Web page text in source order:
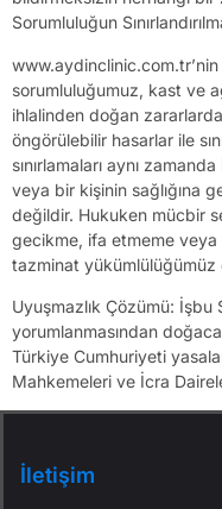
Sorumluluğun
sorumluluğumuz, kast ve
ihlalinden doğan
öngörülebilir hasarlar ile
sınırlamaları aynı
veya bir kişinin sağlığına
değildir. Hukuken mücbir
gecikme, ifa etmeme
tazminat yükümlülüğümüz
Uyuşmazlık Çözümü: İşbu
yorumlanmasından
Türkiye Cumhuriyeti
Mahkemeleri ve İcra
İletişim